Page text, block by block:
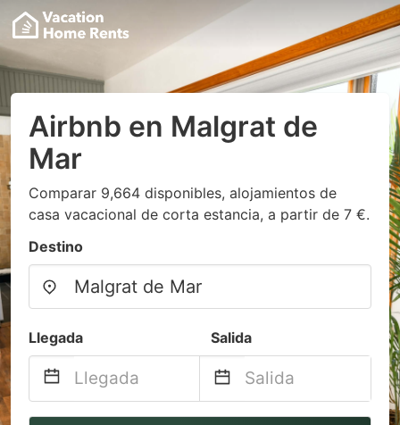
Airbnb en Malgrat de
Mar
Comparar 9,664 disponibles, alojamientos de
casa vacacional de corta estancia, a partir de 7 €.
Destino
Llegada Salida
Navigate
Navigate